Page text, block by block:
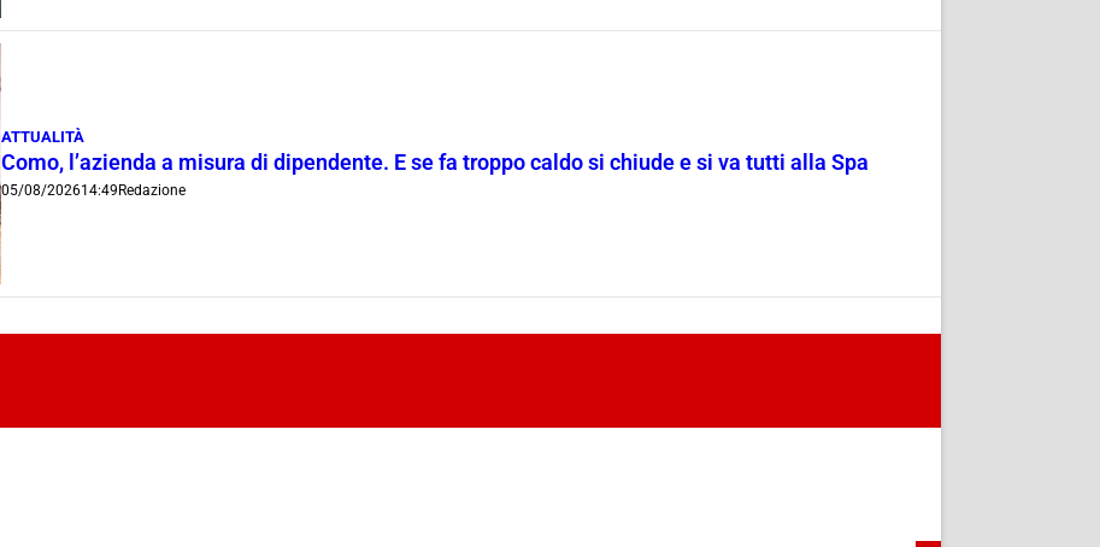
ATTUALITÀ
Como, l’azienda a misura di dipendente. E se fa troppo caldo si chiude e si va tutti alla Spa
05/08/202614:49 Redazione